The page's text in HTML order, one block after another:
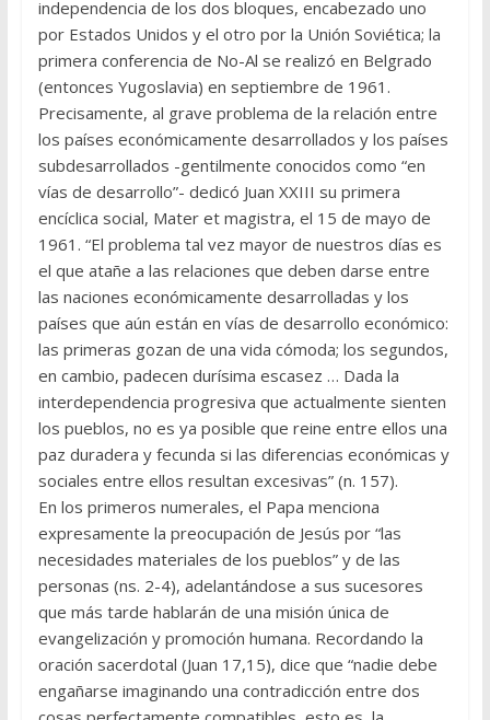
independencia de los dos bloques, encabezado uno
por Estados Unidos y el otro por la Unión Soviética; la
primera conferencia de No-Al se realizó en Belgrado
(entonces Yugoslavia) en septiembre de 1961.
Precisamente, al grave problema de la relación entre
los países económicamente desarrollados y los países
subdesarrollados -gentilmente conocidos como “en
vías de desarrollo”- dedicó Juan XXIII su primera
encíclica social, Mater et magistra, el 15 de mayo de
1961. “El problema tal vez mayor de nuestros días es
el que atañe a las relaciones que deben darse entre
las naciones económicamente desarrolladas y los
países que aún están en vías de desarrollo económico:
las primeras gozan de una vida cómoda; los segundos,
en cambio, padecen durísi­ma escasez … Dada la
interdependencia progresiva que actualmente sienten
los pueblos, no es ya posible que reine entre ellos una
paz du­radera y fecunda si las diferencias económicas y
sociales entre ellos resultan excesivas” (n. 157).
En los primeros numerales, el Papa menciona
expresamente la preocupación de Jesús por “las
necesidades materiales de los pueblos” y de las
personas (ns. 2-4), adelantándose a sus sucesores
que más tarde hablarán de una misión única de
evangelización y promoción huma­na. Recordando la
oración sacerdotal (Juan 17,15), dice que “nadie debe
engañarse imaginando una contradicción entre dos